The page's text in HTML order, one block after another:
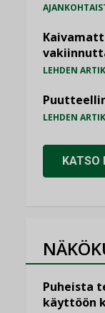
LEHDEN
LEHDEN
KATSO
Puheista
käyttöön